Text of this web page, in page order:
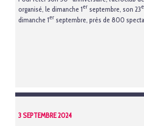
organisé, le dimanche 1er septembre, son 23e
dimanche 1er septembre, près de 800
3 SEPTEMBRE 2024